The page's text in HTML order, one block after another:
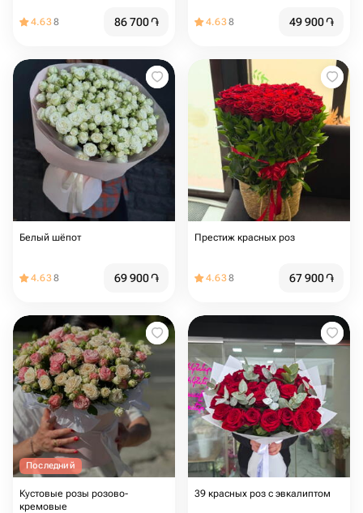
4.638 86 700֏ 4.638 49 900֏
Белый шёпот
4.638 69 900֏
Престиж красных роз
4.638 67 900֏
Последний
Кустовые розы розово-
кремовые
39 красных роз с эвкалиптом